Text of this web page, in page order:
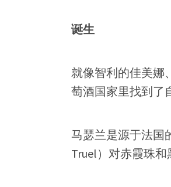
诞生
就像智利的佳美娜
萄酒国家里找到了
马瑟兰是源于法国
Truel）对赤霞珠和